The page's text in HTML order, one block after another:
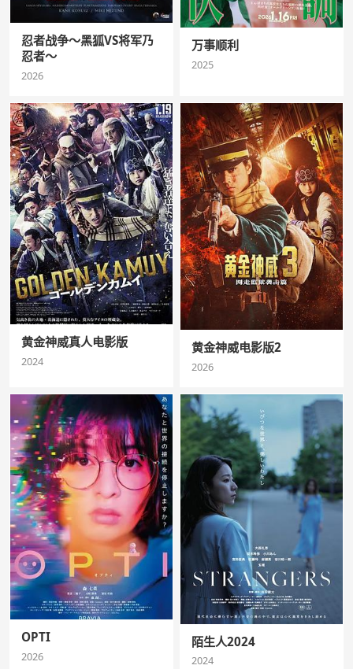
忍者战争～黑狐VS将军乃
忍者～
2026
万事顺利
2025
黄金神威真人电影版
2024
黄金神威电影版2
2026
OPTI
2026
陌生人2024
2024